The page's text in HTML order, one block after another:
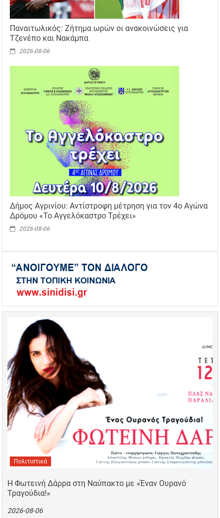
Παναιτωλικός: Ζήτημα ωρών οι ανακοινώσεις για
Τζενέπο και Νακάμπα
2026-08-06
Δήμος Αγρινίου: Αντίστροφη μέτρηση για τον 4ο Αγώνα
Δρόμου «Το Αγγελόκαστρο Τρέχει»
2026-08-06
Πολιτιστικά
Η Φωτεινή Δάρρα στη Ναύπακτο με «Έναν Ουρανό
Τραγούδια!»
2026-08-06